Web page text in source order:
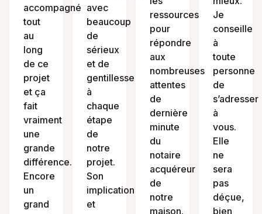
accompagné
tout
au
long
de ce
projet
et ça
fait
vraiment
une
grande
différence.
Encore
un
grand
avec
beaucoup
de
sérieux
et de
gentillesse
à
chaque
étape
de
notre
projet.
Son
implication
et
ressources
pour
répondre
aux
nombreuses
attentes
de
dernière
minute
du
notaire
acquéreur
de
notre
maison.
Je
conseille
à
toute
personne
de
s’adresser
à
vous.
Elle
ne
sera
pas
déçue,
bien